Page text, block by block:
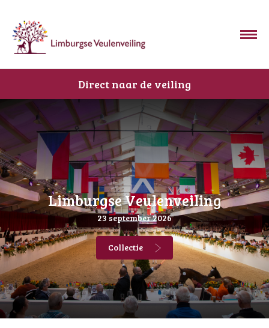
Direct naar de veiling
Limburgse Veulenveiling
23 september 2026
Collectie